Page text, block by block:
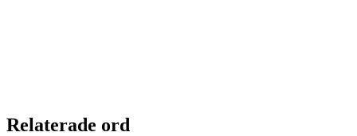
Relaterade ord